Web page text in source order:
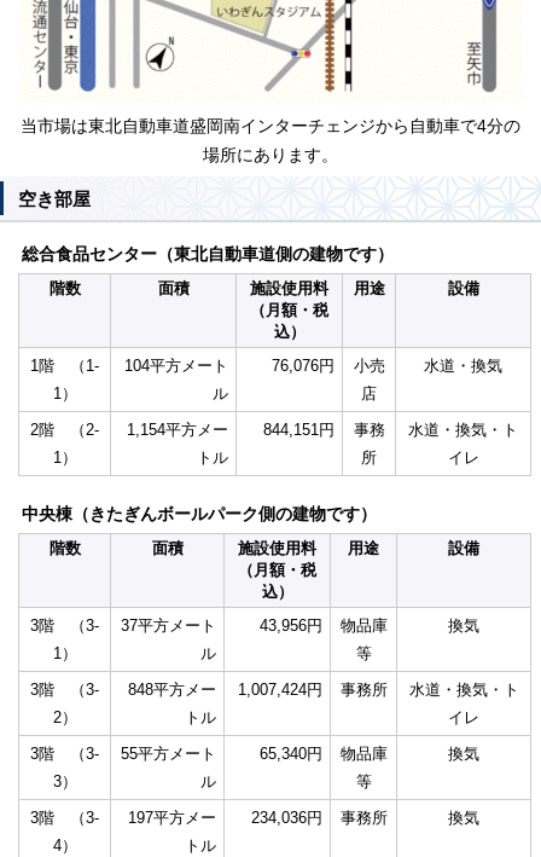
当市場は東北自動車道盛岡南インターチェンジから自動車で4分の
場所にあります。
空き部屋
総合食品センター（東北自動車道側の建物です）
階数
面積
施設使用料
（月額・税
込）
用途 設備
1階 （1-
1）
104平方メート
ル
76,076円
小売
店
水道・換気
2階 （2-
1）
1,154平方メー
トル
844,151円
事務
所
水道・換気・ト
イレ
中央棟（きたぎんボールパーク側の建物です）
階数
面積
施設使用料
（月額・税
込）
用途 設備
3階 （3-
1）
37平方メート
ル
43,956円
物品庫
等
換気
3階 （3-
2）
848平方メー
トル
1,007,424円 事務所
水道・換気・ト
イレ
3階 （3-
3）
55平方メート
ル
65,340円
物品庫
等
換気
3階 （3-
4）
197平方メー
トル
234,036円 事務所 換気